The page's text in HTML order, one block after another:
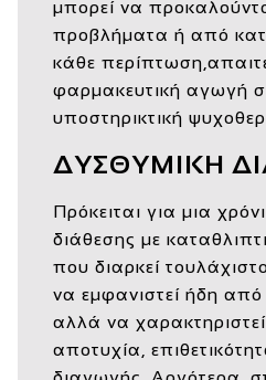
μπορεί να
προβλήματα ή από
κάθε
φαρμακευτική αγωγή
υποστηρικτική
ΔΥΣΘΥΜΙΚΗ
Πρόκειται για μια
διάθεσης με
που διαρκεί
να εμφανιστεί ήδη από
αλλά να
αποτυχία,